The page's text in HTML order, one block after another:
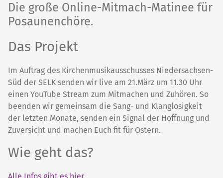
Die große Online-Mitmach-Matinee für
Posaunenchöre.
Das Projekt
Im Auftrag des Kirchenmusikausschusses Niedersachsen-
Süd der SELK senden wir live am 21.März um 11.30 Uhr
einen YouTube Stream zum Mitmachen und Zuhören. So
beenden wir gemeinsam die Sang- und Klanglosigkeit
der letzten Monate, senden ein Signal der Hoffnung und
Zuversicht und machen Euch fit für Ostern.
Wie geht das?